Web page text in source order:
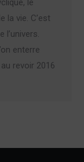
la vie. C’est
enterre
revoir 2016